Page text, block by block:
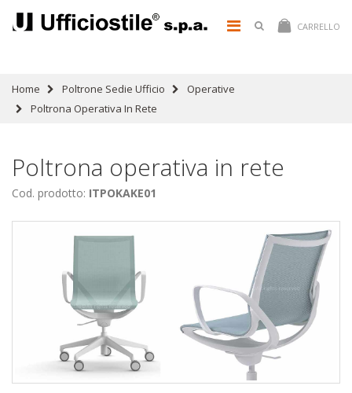
CARRELLO
Home Poltrone Sedie Ufficio
Operative
Poltrona Operativa In Rete
Poltrona operativa in rete
Cod. prodotto: ITPOKAKE01